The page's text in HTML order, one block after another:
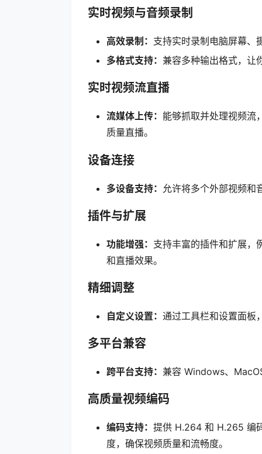
实时视频与音频录制
高效录制： 支持实时录制电脑屏幕、
多格式支持： 兼容多种输出格式，让
实时视频流直播
流媒体上传： 能够抓取并处理视频
质量直播。
设备连接
多设备支持： 允许将多个外部视频和
插件与扩展
功能增强： 支持丰富的插件和扩展，
和直播效果。
精细调整
自定义设置： 通过工具栏和设置面板
多平台兼容
跨平台支持： 兼容 Windows、
高质量视频编码
编码支持： 提供 H.264 和 H.265 编
度，确保视频质量和流畅度。